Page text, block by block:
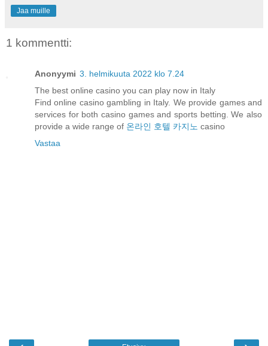
Jaa muille
1 kommentti:
Anonyymi 3. helmikuuta 2022 klo 7.24
The best online casino you can play now in Italy
Find online casino gambling in Italy. We provide games and
services for both casino games and sports betting. We also
provide a wide range of 온라인 호텔 카지노 casino
Vastaa